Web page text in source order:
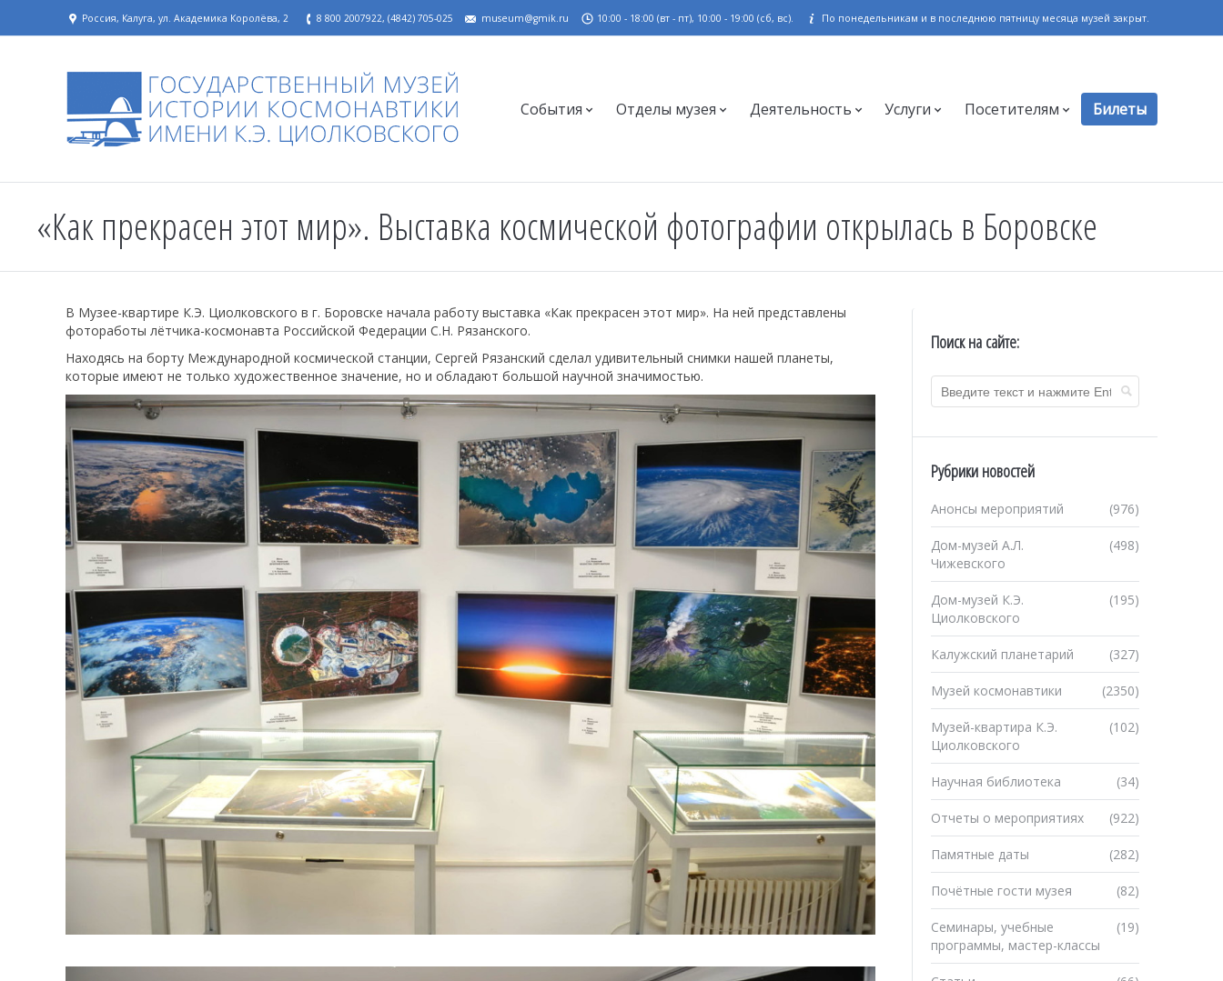
Россия, Калуга, ул. Академика Королёва, 2 8 800 2007922, (4842) 705-025 museum@gmik.ru 10:00 - 18:00 (вт - пт), 10:00 - 19:00 (сб, вс). По понедельникам и в последнюю пятницу месяца музей закрыт.
События Отделы музея Деятельность Услуги Посетителям Билеты
«Как прекрасен этот мир». Выставка космической фотографии открылась в Боровске
В Музее-квартире К.Э. Циолковского в г. Боровске начала работу выставка «Как прекрасен этот мир». На ней представлены
фотоработы лётчика-космонавта Российской Федерации С.Н. Рязанского.
Находясь на борту Международной космической станции, Сергей Рязанский сделал удивительный снимки нашей планеты,
которые имеют не только художественное значение, но и обладают большой научной значимостью.
Поиск на сайте:
Рубрики новостей
(976)
Анонсы мероприятий
(498)
Дом-музей А.Л.
Чижевского
(195)
Дом-музей К.Э.
Циолковского
(327)
Калужский планетарий
(2350)
Музей космонавтики
(102)
Музей-квартира К.Э.
Циолковского
(34)
Научная библиотека
(922)
Отчеты о мероприятиях
(282)
Памятные даты
(82)
Почётные гости музея
(19)
Семинары, учебные
программы, мастер-классы